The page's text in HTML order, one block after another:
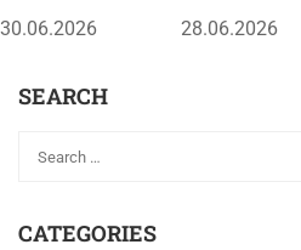
30.06.2026 28.06.2026
SEARCH
CATEGORIES